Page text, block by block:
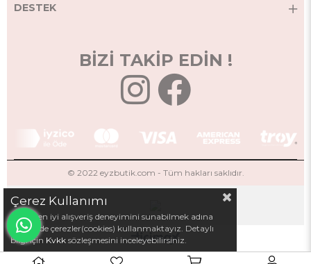
DESTEK
BİZİ TAKİP EDİN !
© 2022 eyzbutik.com - Tüm hakları saklıdır.
Çerez Kullanımı
Sizlere en iyi alışveriş deneyimini sunabilmek adına
sitemizde çerezler(cookies) kullanmaktayız. Detaylı
bilgi için Kvkk sözleşmesini inceleyebilirsiniz.